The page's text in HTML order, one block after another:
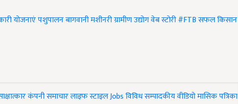
योजनाएंपशुपालनबागवानीमशीनरीग्रामीण उद्योगवेब स्टोरी#FTBसफल किसान
कंपनी समाचारलाइफ स्टाइलJobsविविधसम्पादकीयवीडियोमासिक पत्रिका